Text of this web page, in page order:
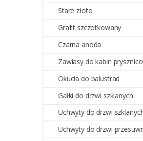
Stare złoto
Grafit szczotkowany
Czarna anoda
Zawiasy do kabin
Okucia do balustrad
Gałki do drzwi szklanych
Uchwyty do drzwi
Uchwyty do drzwi